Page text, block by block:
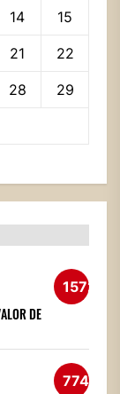
14 15
21 22
28 29
1572
DE
774